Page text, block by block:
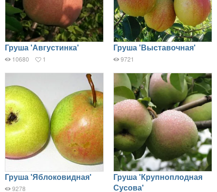
Груша 'Августинка'
10680 1
Груша 'Выставочная'
9721
Груша 'Яблоковидная'
9278
Груша 'Крупноплодная
Сусова'